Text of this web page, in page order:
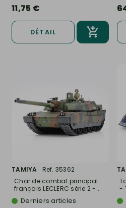
11,75 €
DÉTAIL
TAMIYA
Ref. 35362
Char de combat principal
français LECLERC série 2 -...
Derniers articles
-